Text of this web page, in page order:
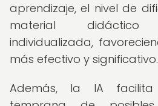
aprendizaje, el nivel de
material
individualizada,
más efectivo y significativo.
Además, la IA facilita